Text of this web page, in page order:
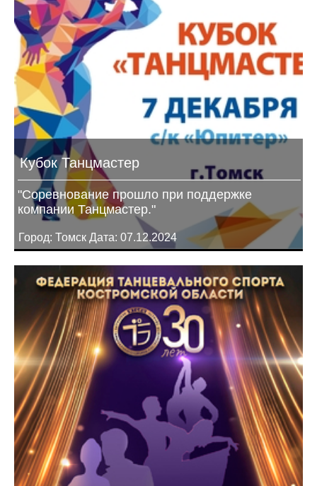
Кубок Танцмастер
"Соревнование прошло при поддержке
компании Танцмастер."
Город: Томск Дата: 07.12.2024